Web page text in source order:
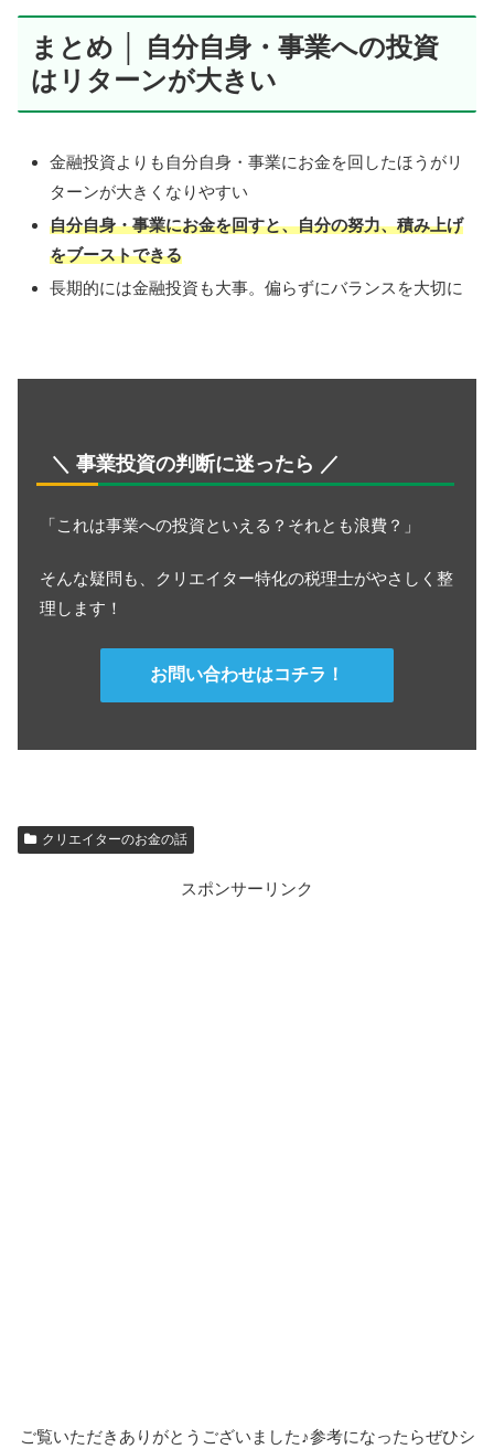
まとめ │ 自分自身・事業への投資
はリターンが大きい
金融投資よりも自分自身・事業にお金を回したほうがリ
ターンが大きくなりやすい
自分自身・事業にお金を回すと、自分の努力、積み上げ
をブーストできる
長期的には金融投資も大事。偏らずにバランスを大切に
＼ 事業投資の判断に迷ったら ／
「これは事業への投資といえる？それとも浪費？」
そんな疑問も、クリエイター特化の税理士がやさしく整
理します！
お問い合わせはコチラ！
クリエイターのお金の話
スポンサーリンク
ご覧いただきありがとうございました♪参考になったらぜひシ